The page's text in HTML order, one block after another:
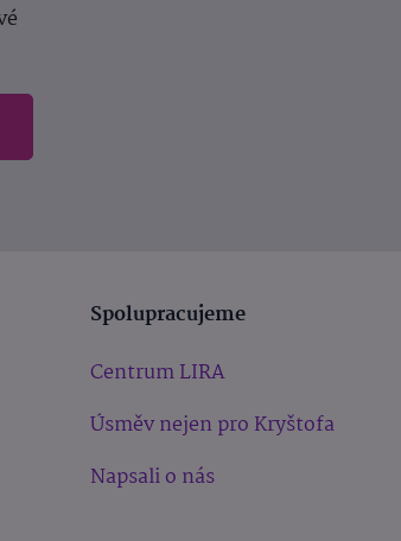
Spolupracujeme
Centrum LIRA
Úsměv nejen pro Kryštofa
Napsali o nás